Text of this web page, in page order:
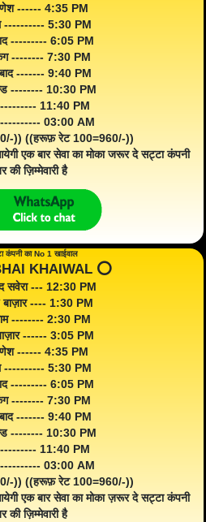
------ 4:35 PM
---------- 5:30 PM
--------- 6:05 PM
-------- 7:30 PM
------- 9:40 PM
-------- 10:30 PM
11:40 PM
---------- 03:00 AM
)) ((हरूफ़ रेट 100=960/-))
एक बार सेवा का मोका जरूर दे सट्टा कंपनी
की ज़िम्मेवारी है
कंपनी का No 1 खाईवाल
KHAIWAL ⭕️
सवेरा --- 12:30 PM
बाज़ार ---- 1:30 PM
-------- 2:30 PM
------ 3:05 PM
------ 4:35 PM
---------- 5:30 PM
--------- 6:05 PM
-------- 7:30 PM
------- 9:40 PM
-------- 10:30 PM
11:40 PM
---------- 03:00 AM
)) ((हरूफ़ रेट 100=960/-))
एक बार सेवा का मोका ज़रूर दे सट्टा कंपनी
की ज़िम्मेवारी है